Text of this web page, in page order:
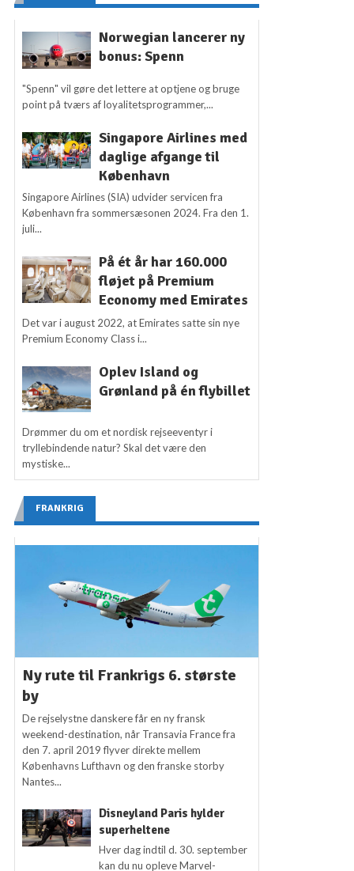
Norwegian lancerer ny
bonus: Spenn
"Spenn" vil gøre det lettere at optjene og bruge
point på tværs af loyalitetsprogrammer,...
Singapore Airlines med
daglige afgange til
København
Singapore Airlines (SIA) udvider servicen fra
København fra sommersæsonen 2024. Fra den 1.
juli...
På ét år har 160.000
fløjet på Premium
Economy med Emirates
Det var i august 2022, at Emirates satte sin nye
Premium Economy Class i...
Oplev Island og
Grønland på én flybillet
Drømmer du om et nordisk rejseeventyr i
tryllebindende natur? Skal det være den
mystiske...
FRANKRIG
Ny rute til Frankrigs 6. største
by
De rejselystne danskere får en ny fransk
weekend-destination, når Transavia France fra
den 7. april 2019 flyver direkte mellem
Københavns Lufthavn og den franske storby
Nantes...
Disneyland Paris hylder
superheltene
Hver dag indtil d. 30. september
kan du nu opleve Marvel-